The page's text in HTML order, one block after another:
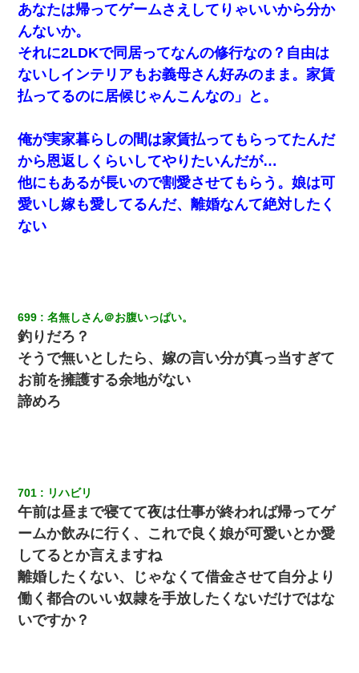
「パワハラを受けたから思い切って転職した」とSNSで呟いた
ら、速攻でパワハラかました元上司がLINEを送ってきた。
【戦争】不妊の俺嫁に弟嫁が2日間4歳児を託児 俺嫁はそこまで気
にしてなかったが、あまりにも子供が俺嫁に懐くので最後らへん
顔引きつってた → そして弟嫁が迎えに来た翌日…
私（23）冗談のつもりで上司（27）に胸を揉ませた結果・・・
上司「何なの、この書類！！」私「あの‥」上司「今は私が話し
てるの！」私「ですから」上司「黙って聞きなさい！」私「それ
は」上司「言い訳しない！」→結果ｗｗｗｗｗ
朝起きたら嫁がいなかった。俺（嫁も嫁実家も電話に出ない…不
安だ）→ 仕事を早退して帰宅すると、嫁と嫁両親と知らない男が
２人・・・
【唖然】帰宅したら旦那のスポーツカーが消えていた。警察『目
彼女との行為を録画した結果→衝撃の事実が判明したｗｗｗｗｗ
私が遺産を相続。→それを知った義両親が「旅行代金を出せ！」
「リフォーム費用を負担しろ！」「金の管理は私達がする！」と
浅ましくも集りにきた。
あなたは帰ってゲームさえしてりゃいいから分か
んないか。
それに2LDKで同居ってなんの修行なの？自由は
ないしインテリアもお義母さん好みのまま。家賃
払ってるのに居候じゃんこんなの」と。
俺が実家暮らしの間は家賃払ってもらってたんだ
から恩返しくらいしてやりたいんだが…
他にもあるが長いので割愛させてもらう。娘は可
愛いし嫁も愛してるんだ、離婚なんて絶対したく
ない
699 名無しさん＠お腹いっぱい。
釣りだろ？
そうで無いとしたら、嫁の言い分が真っ当すぎて
お前を擁護する余地がない
諦めろ
701 リハビリ
午前は昼まで寝てて夜は仕事が終われば帰ってゲ
ームか飲みに行く、これで良く娘が可愛いとか愛
してるとか言えますね
離婚したくない、じゃなくて借金させて自分より
働く都合のいい奴隷を手放したくないだけではな
いですか？